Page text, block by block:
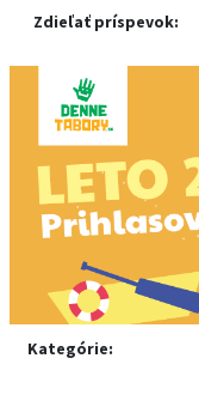
Zdieľať príspevok:
Kategórie: